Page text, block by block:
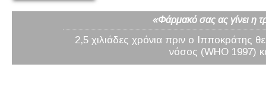
«Φάρμακό σας ας γίνει η
2,5 χιλιάδες χρόνια πριν ο Ιπποκράτης
νόσος (WHO 1997)